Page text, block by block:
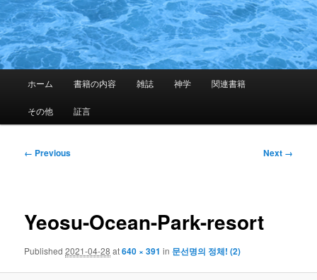
ホーム 書籍の内容 雑誌 神学 関連書籍
その他 証言
Image
← Previous Next →
Yeosu-Ocean-Park-resort
Published2021-04-28 at640 × 391 in문선명의 정체! (2)